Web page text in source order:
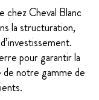
chez Cheval Blanc
la structuration,
pour garantir la
notre gamme de